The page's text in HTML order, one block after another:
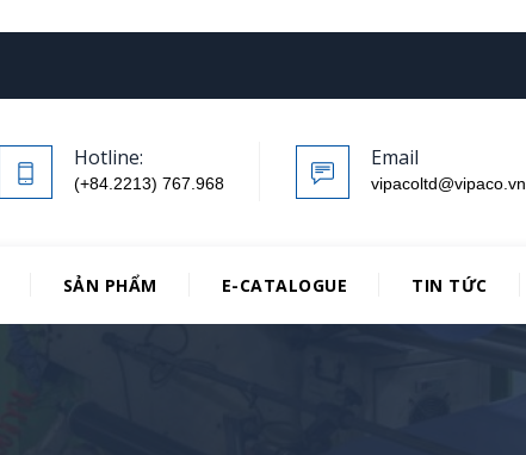
Hotline:
(+84.2213) 767.968
Email
vipacoltd@vipaco.vn
SẢN PHẨM E-CATALOGUE TIN TỨC